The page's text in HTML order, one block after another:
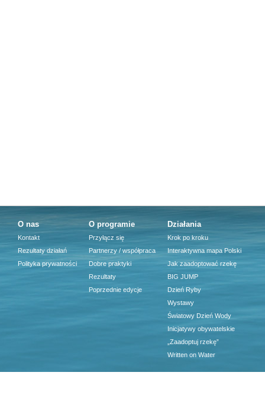
O nas
Kontakt
Rezultaty działań
Polityka prywatności
O programie
Przyłącz się
Partnerzy / współpraca
Dobre praktyki
Rezultaty
Poprzednie edycje
Działania
Krok po kroku
Interaktywna mapa Polski
Jak zaadoptować rzekę
BIG JUMP
Dzień Ryby
Wystawy
Światowy Dzień Wody
Inicjatywy obywatelskie
„Zaadoptuj rzekę”
Written on Water